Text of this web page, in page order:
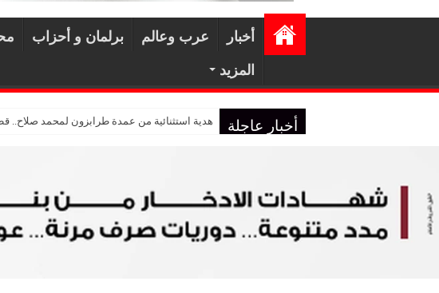
أخبار عرب وعالم برلمان و أحزاب
المزيد
أخبار عاجلة هدية استثنائية من عمدة طرابزون لمحمد صلاح..